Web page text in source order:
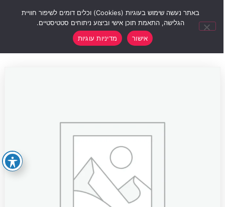
באתר נעשה שימוש בעוגיות (Cookies) וכלים דומים לשיפור חוויית
הגלישה, התאמת תוכן אישי וביצוע ניתוחים סטטיסטיים.
אישור
מדיניות עוגיות